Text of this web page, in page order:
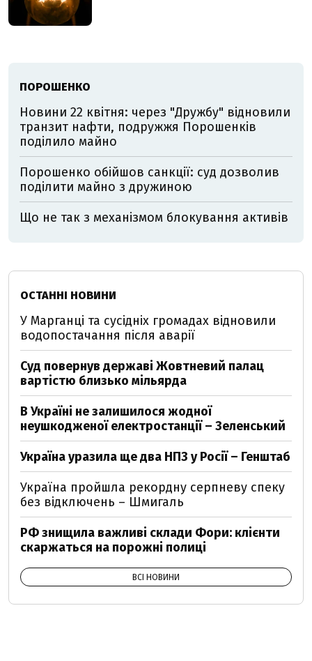
ПОРОШЕНКО
Новини 22 квітня: через "Дружбу" відновили
транзит нафти, подружжя Порошенків
поділило майно
Порошенко обійшов санкції: суд дозволив
поділити майно з дружиною
Що не так з механізмом блокування активів
ОСТАННІ НОВИНИ
У Марганці та сусідніх громадах відновили
водопостачання після аварії
Суд повернув державі Жовтневий палац
вартістю близько мільярда
В Україні не залишилося жодної
неушкодженої електростанції – Зеленський
Україна уразила ще два НПЗ у Росії – Генштаб
Україна пройшла рекордну серпневу спеку
без відключень – Шмигаль
РФ знищила важливі склади Фори: клієнти
скаржаться на порожні полиці
ВСІ НОВИНИ